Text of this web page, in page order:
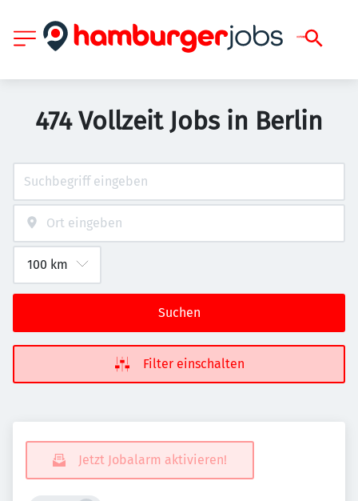
474 Vollzeit Jobs in Berlin
Suchen
Filter einschalten
Jetzt Jobalarm aktivieren!